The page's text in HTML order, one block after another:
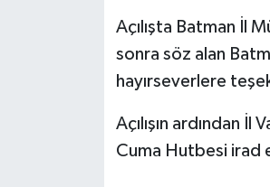
Açılışta Batman İl
sonra söz alan
hayırseverlere
Açılışın ardından
Cuma Hutbesi irad
Bolu Müftülüğü
Burdur Müftülüğü
Makaleler